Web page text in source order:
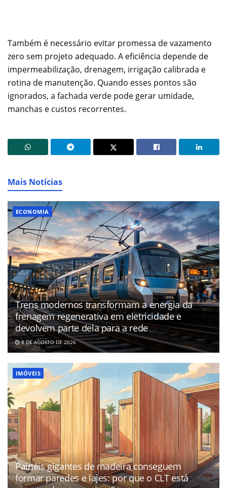
Também é necessário evitar promessa de vazamento
zero sem projeto adequado. A eficiência depende de
impermeabilização, drenagem, irrigação calibrada e
rotina de manutenção. Quando esses pontos são
ignorados, a fachada verde pode gerar umidade,
manchas e custos recorrentes.
Mais Notícias
ECONOMIA
Trens modernos transformam a energia da
frenagem regenerativa em eletricidade e
devolvem parte dela para a rede
8 DE AGOSTO DE 2026
IMÓVEIS
Painéis gigantes de madeira conseguem
formar paredes e lajes: por que o CLT está